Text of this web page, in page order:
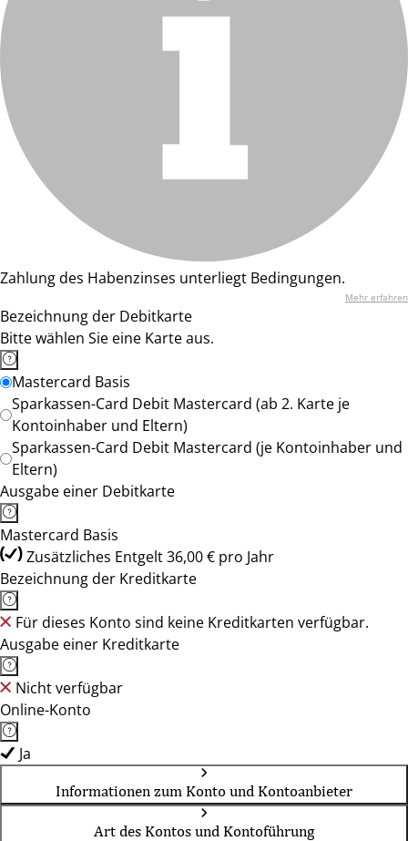
Zahlung des Habenzinses unterliegt Bedingungen.
Mehr erfahren
Bezeichnung der Debitkarte
Bitte wählen Sie eine Karte aus.
Mastercard Basis
Sparkassen-Card Debit Mastercard (ab 2. Karte je
Kontoinhaber und Eltern)
Sparkassen-Card Debit Mastercard (je Kontoinhaber und
Eltern)
Ausgabe einer Debitkarte
Mastercard Basis
Zusätzliches Entgelt 36,00 € pro Jahr
Bezeichnung der Kreditkarte
Für dieses Konto sind keine Kreditkarten verfügbar.
Ausgabe einer Kreditkarte
Nicht verfügbar
Online-Konto
Ja
Informationen zum Konto und Kontoanbieter
Art des Kontos und Kontoführung